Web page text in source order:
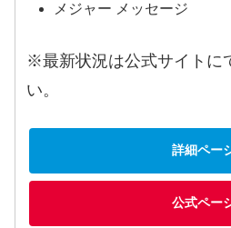
メジャー メッセージ
※最新状況は公式サイトに
い。
詳細ペー
公式ペー